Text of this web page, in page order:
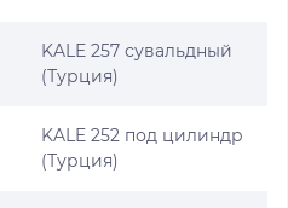
KALE 257 сувальдный
(Турция)
KALE 252 под цилиндр
(Турция)